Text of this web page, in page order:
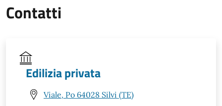
Contatti
Edilizia privata
Viale, Po 64028 Silvi (TE)